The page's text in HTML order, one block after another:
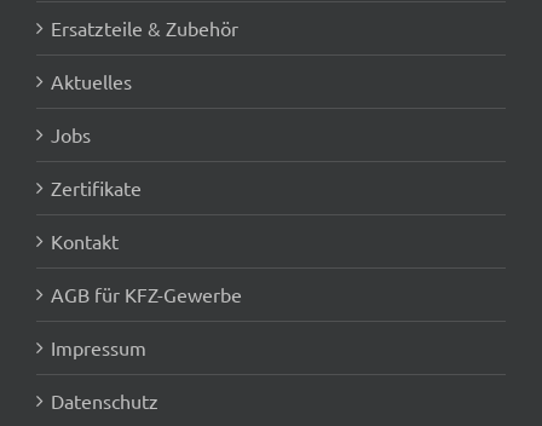
Ersatzteile & Zubehör
Aktuelles
Jobs
Zertifikate
Kontakt
AGB für KFZ-Gewerbe
Impressum
Datenschutz